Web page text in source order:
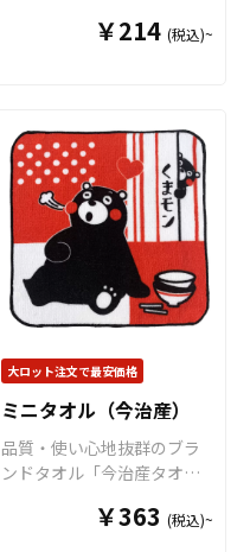
30cmの3サイズをご用意し
を引き立てます。 角部分に
丸みをもたせた角丸仕様で
手触りもよく安心してお使
いいただけます。 また、目
盛り部分に斜面がついた書
きやすい仕様ですので、実
用性としてもお勧めできま
す。学校の記念品 としても
イテムとなっております。
販売に必要な資材も取り揃
えておりますので、お客様
にはデザインを入稿してい
ただくだけでオリジナル商
品として販売していただく
ことができます。 短納期・
小ロットでの対応も可能で
￥214 (税込)~
大ロット注文で最安価格
ミニタオル（今治産）
品質・使い心地抜群のブラ
ンドタオル「今治産タオ
ズでリーズナブルな価格で
￥363 (税込)~